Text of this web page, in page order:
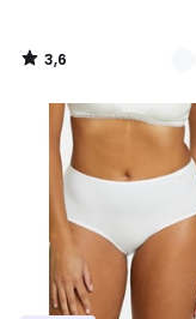
3,6
/